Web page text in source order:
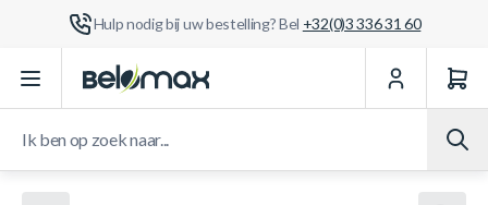
Hulp nodig bij uw bestelling? Bel +32(0)3 336 31 60
Ga naar de inhoud